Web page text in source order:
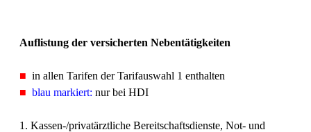
Auflistung der versicherten Nebentätigkeiten
■ in allen Tarifen der Tarifauswahl 1 enthalten
■ blau markiert: nur bei HDI
1. Kassen-/privatärztliche Bereitschaftsdienste, Not- und